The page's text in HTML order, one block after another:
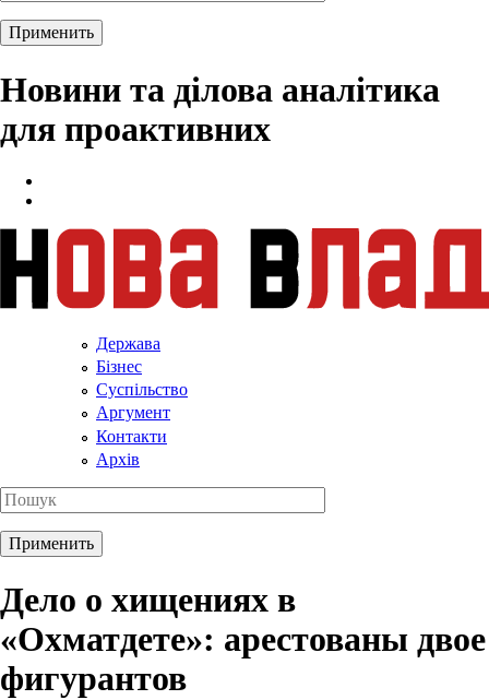
Новини та ділова аналітика
для проактивних
Держава
Бізнес
Суспільство
Аргумент
Контакти
Архів
Дело о хищениях в
«Охматдете»: арестованы двое
фигурантов